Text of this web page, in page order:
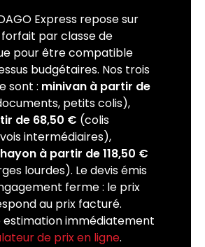
Express repose sur
par classe de
pour être compatible
budgétaires. Nos trois
sont : minivan à partir de
petits colis),
de 68,50 € (colis
intermédiaires),
à partir de 118,50 €
lourdes). Le devis émis
ferme : le prix
au prix facturé.
immédiatement
de prix en ligne.